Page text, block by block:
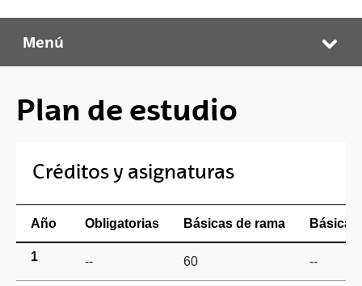
Grado en Ingeniería en Tecnología de Telecomunicación (plan nuevo)
Menú
Plan de estudio
Créditos y asignaturas
Año Obligatorias Básicas de rama
1 -- 60 --